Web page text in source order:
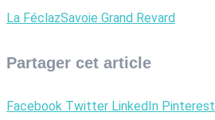
La FéclazSavoie Grand Revard
Partager cet article
Facebook Twitter LinkedIn Pinterest